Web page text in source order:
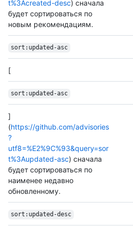
t%3Acreated-desc) сначала
будет сортироваться по
новым рекомендациям.
sort:updated-asc
[
sort:updated-asc
]
(https://github.com/advisories
?
utf8=%E2%9C%93&query=sor
t%3Aupdated-asc) сначала
будет сортироваться по
наименее недавно
обновленному.
sort:updated-desc